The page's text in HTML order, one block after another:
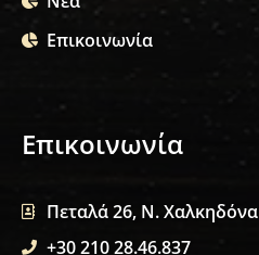
Επικοινωνία
Επικοινωνία
Πεταλά 26, Ν. Χαλκηδόνα
+30 210 28.46.837